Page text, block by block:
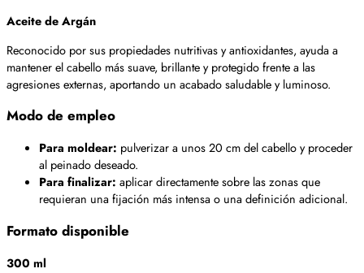
Aceite de Argán
Reconocido por sus propiedades nutritivas y antioxidantes, ayuda a
mantener el cabello más suave, brillante y protegido frente a las
agresiones externas, aportando un acabado saludable y luminoso.
Modo de empleo
Para moldear: pulverizar a unos 20 cm del cabello y proceder
al peinado deseado.
Para finalizar: aplicar directamente sobre las zonas que
requieran una fijación más intensa o una definición adicional.
Formato disponible
300 ml